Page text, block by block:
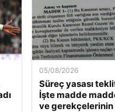
05/08/2026
Süreç yasası
İşte madde
ve